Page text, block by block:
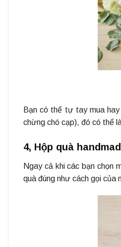
Bạn có thể tự tay mua
chừng chó cạp), đó có thể
4, Hộp quà
Ngay cả khi các bạn
quà đúng như cách gọi của